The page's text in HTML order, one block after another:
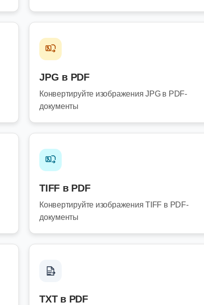
JPG в PDF
Конвертируйте изображения JPG в PDF-
документы
TIFF в PDF
Конвертируйте изображения TIFF в PDF-
документы
TXT в PDF